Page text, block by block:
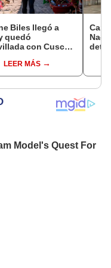
Biles llegó a
quedó
con Cusco:
que es este
LEER MÁS